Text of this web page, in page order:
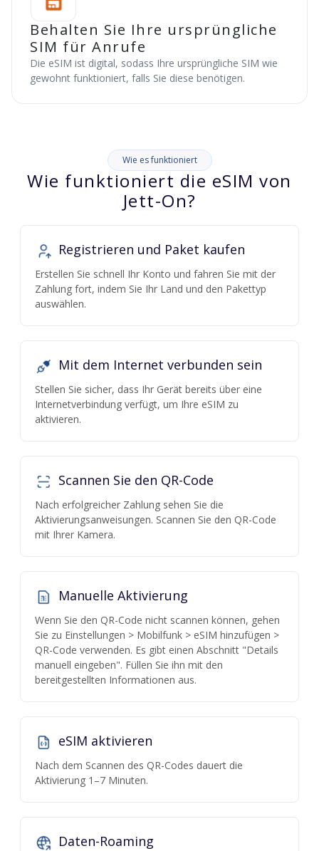
Behalten Sie Ihre ursprüngliche
SIM für Anrufe
Die eSIM ist digital, sodass Ihre ursprüngliche SIM wie
gewohnt funktioniert, falls Sie diese benötigen.
Wie es funktioniert
Wie funktioniert die eSIM von
Jett-On?
Registrieren und Paket kaufen
Erstellen Sie schnell Ihr Konto und fahren Sie mit der
Zahlung fort, indem Sie Ihr Land und den Pakettyp
auswählen.
Mit dem Internet verbunden sein
Stellen Sie sicher, dass Ihr Gerät bereits über eine
Internetverbindung verfügt, um Ihre eSIM zu
aktivieren.
Scannen Sie den QR-Code
Nach erfolgreicher Zahlung sehen Sie die
Aktivierungsanweisungen. Scannen Sie den QR-Code
mit Ihrer Kamera.
Manuelle Aktivierung
Wenn Sie den QR-Code nicht scannen können, gehen
Sie zu Einstellungen > Mobilfunk > eSIM hinzufügen >
QR-Code verwenden. Es gibt einen Abschnitt "Details
manuell eingeben". Füllen Sie ihn mit den
bereitgestellten Informationen aus.
eSIM aktivieren
Nach dem Scannen des QR-Codes dauert die
Aktivierung 1–7 Minuten.
Daten-Roaming